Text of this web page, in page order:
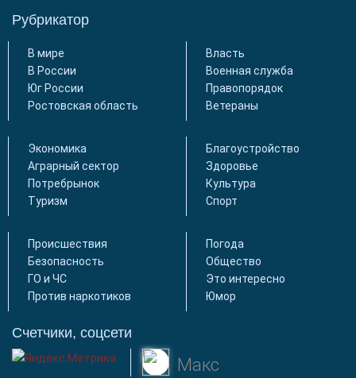
Рубрикатор
В мире
В России
Юг России
Ростовская область
Власть
Военная служба
Правопорядок
Ветераны
Экономика
Аграрный сектор
Потребрынок
Туризм
Благоустройство
Здоровье
Культура
Спорт
Происшествия
Безопасность
ГО и ЧС
Против наркотиков
Погода
Общество
Это интересно
Юмор
Счетчики, соцсети
Макс